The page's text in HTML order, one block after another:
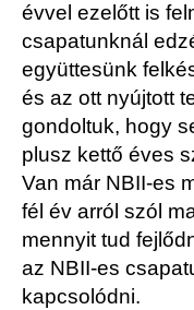
évvel ezelőtt is
csapatunknál
együttesünk
és az ott nyújtott
gondoltuk, hogy
plusz kettő éves
Van már NBII-es
fél év arról szól
mennyit tud
az NBII-es
kapcsolódni.